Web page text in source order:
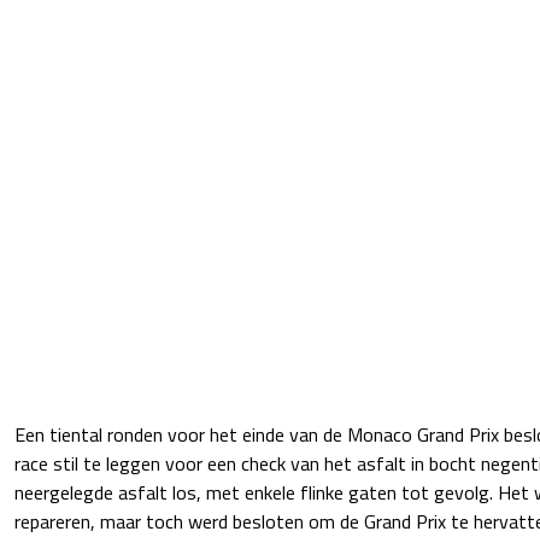
Een tiental ronden voor het einde van de Monaco Grand Prix
race stil te leggen voor een check van het asfalt in bocht
neergelegde asfalt los, met enkele flinke gaten tot gevolg. Het
repareren, maar toch werd besloten om de Grand Prix te